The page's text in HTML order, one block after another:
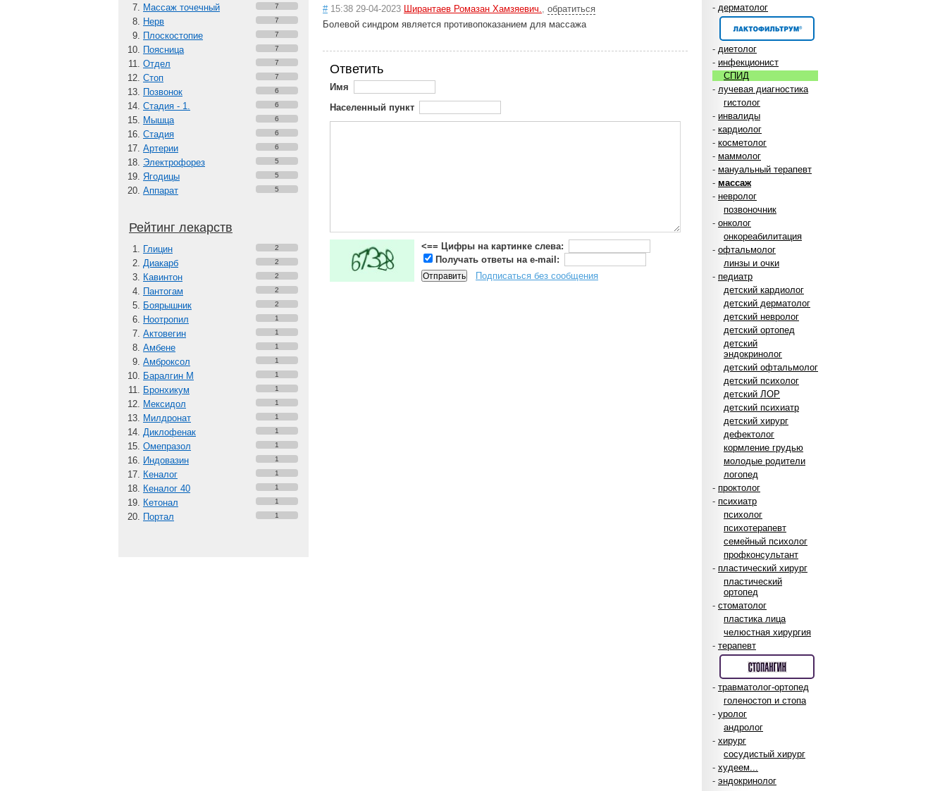
- дерматолог
- диетолог
- инфекционист
СПИД
- лучевая диагностика
гистолог
- инвалиды
- кардиолог
- косметолог
- маммолог
- мануальный терапевт
- массаж
- невролог
позвоночник
- онколог
онкореабилитация
- офтальмолог
линзы и очки
- педиатр
детский кардиолог
детский дерматолог
детский невролог
детский ортопед
детский
эндокринолог
детский офтальмолог
детский психолог
детский ЛОР
детский психиатр
детский хирург
дефектолог
кормление грудью
молодые родители
логопед
- проктолог
- психиатр
психолог
психотерапевт
семейный психолог
профконсультант
- пластический хирург
пластический
ортопед
- стоматолог
пластика лица
челюстная хирургия
- терапевт
- травматолог-ортопед
голеностоп и стопа
- уролог
андролог
- хирург
сосудистый хирург
- худеем...
- эндокринолог
Массаж точечный 7
Нерв 7
Плоскостопие 7
Поясница 7
Отдел 7
Стоп 7
Позвонок 6
Стадия - 1. 6
Мышца 6
Стадия 6
Артерии 6
Электрофорез 5
Ягодицы 5
Аппарат 5
Рейтинг лекарств
Глицин 2
Диакарб 2
Кавинтон 2
Пантогам 2
Боярышник 2
Ноотропил 1
Актовегин 1
Амбене 1
Амброксол 1
Баралгин М 1
Бронхикум 1
Мексидол 1
Милдронат 1
Диклофенак 1
Омепразол 1
Индовазин 1
Кеналог 1
Кеналог 40 1
Кетонал 1
Портал 1
#15:38 29-04-2023 Ширантаев Ромазан Хамзяевич., обратиться
Болевой синдром является противопоказанием для массажа
Ответить
Имя
Населенный пункт
<== Цифры на картинке слева:
Получать ответы на e-mail:
Подписаться без сообщения